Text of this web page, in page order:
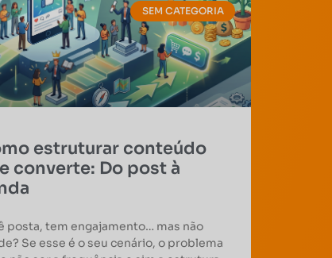
SEM CATEGORIA
estruturar conteúdo
converte: Do post à
posta, tem engajamento… mas não
Se esse é o seu cenário, o problema